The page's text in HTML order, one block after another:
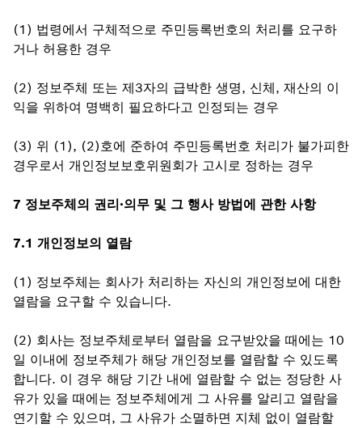
(1) 법령에서 구체적으로 주민등록번호의 처리를 요구하
거나 허용한 경우
(2) 정보주체 또는 제3자의 급박한 생명, 신체, 재산의 이
익을 위하여 명백히 필요하다고 인정되는 경우
(3) 위 (1), (2)호에 준하여 주민등록번호 처리가 불가피한
경우로서 개인정보보호위원회가 고시로 정하는 경우
7 정보주체의 권리·의무 및 그 행사 방법에 관한 사항
7.1 개인정보의 열람
(1) 정보주체는 회사가 처리하는 자신의 개인정보에 대한
열람을 요구할 수 있습니다.
(2) 회사는 정보주체로부터 열람을 요구받았을 때에는 10
일 이내에 정보주체가 해당 개인정보를 열람할 수 있도록
합니다. 이 경우 해당 기간 내에 열람할 수 없는 정당한 사
유가 있을 때에는 정보주체에게 그 사유를 알리고 열람을
연기할 수 있으며, 그 사유가 소멸하면 지체 없이 열람할